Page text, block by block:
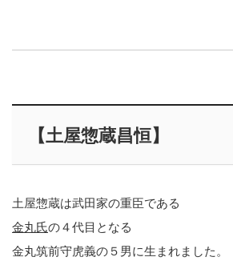
【土屋惣蔵昌恒】
土屋惣蔵は武田家の重臣である
金丸氏の４代目となる
金丸筑前守虎義の５男に生まれました。